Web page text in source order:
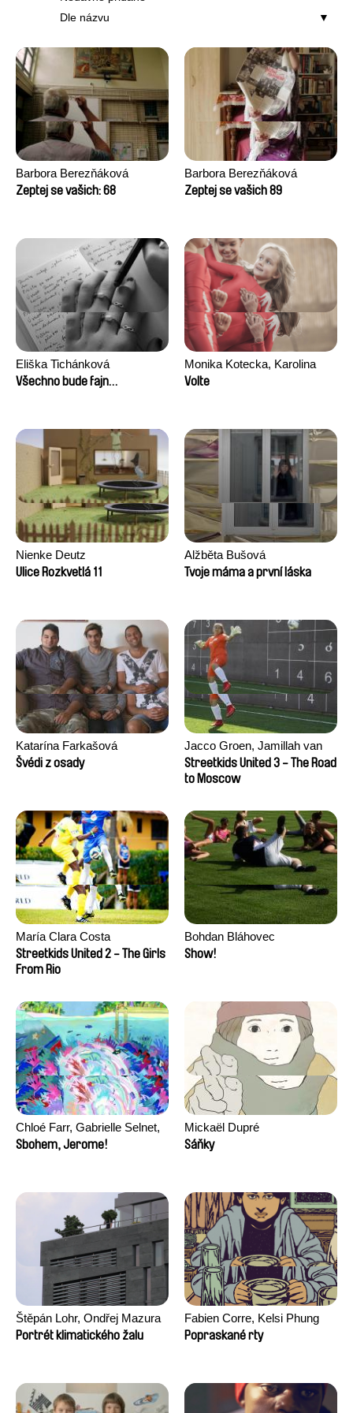
Dle názvu
Barbora Berezňáková
Zeptej se vašich: 68
Barbora Berezňáková
Zeptej se vašich 89
Eliška Tichánková
Všechno bude fajn…
Monika Kotecka, Karolina
Poryzała
Volte
Nienke Deutz
Ulice Rozkvetlá 11
Alžběta Bušová
Tvoje máma a první láska
Katarína Farkašová
Švédi z osady
Jacco Groen, Jamillah van
der Hulst
Streetkids United 3 - The Road
to Moscow
María Clara Costa
Streetkids United 2 - The Girls
From Rio
Bohdan Bláhovec
Show!
Chloé Farr, Gabrielle Selnet,
Adam Sillard
Sbohem, Jerome!
Mickaël Dupré
Sáňky
Štěpán Lohr, Ondřej Mazura
Portrét klimatického žalu
Fabien Corre, Kelsi Phung
Popraskané rty